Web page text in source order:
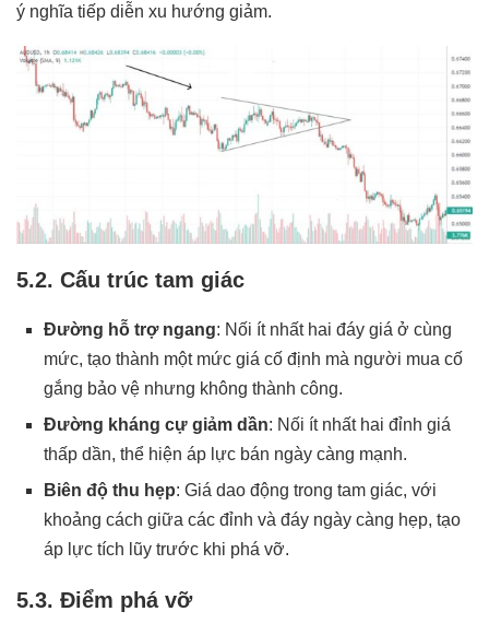
ý nghĩa tiếp diễn xu hướng giảm.
5.2. Cấu trúc tam giác
Đường hỗ trợ ngang: Nối ít nhất hai đáy giá ở cùng
mức, tạo thành một mức giá cố định mà người mua cố
gắng bảo vệ nhưng không thành công.
Đường kháng cự giảm dần: Nối ít nhất hai đỉnh giá
thấp dần, thể hiện áp lực bán ngày càng mạnh.
Biên độ thu hẹp: Giá dao động trong tam giác, với
khoảng cách giữa các đỉnh và đáy ngày càng hẹp, tạo
áp lực tích lũy trước khi phá vỡ.
5.3. Điểm phá vỡ